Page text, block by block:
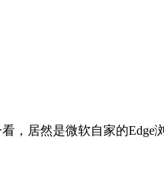
，居然是微软自家的